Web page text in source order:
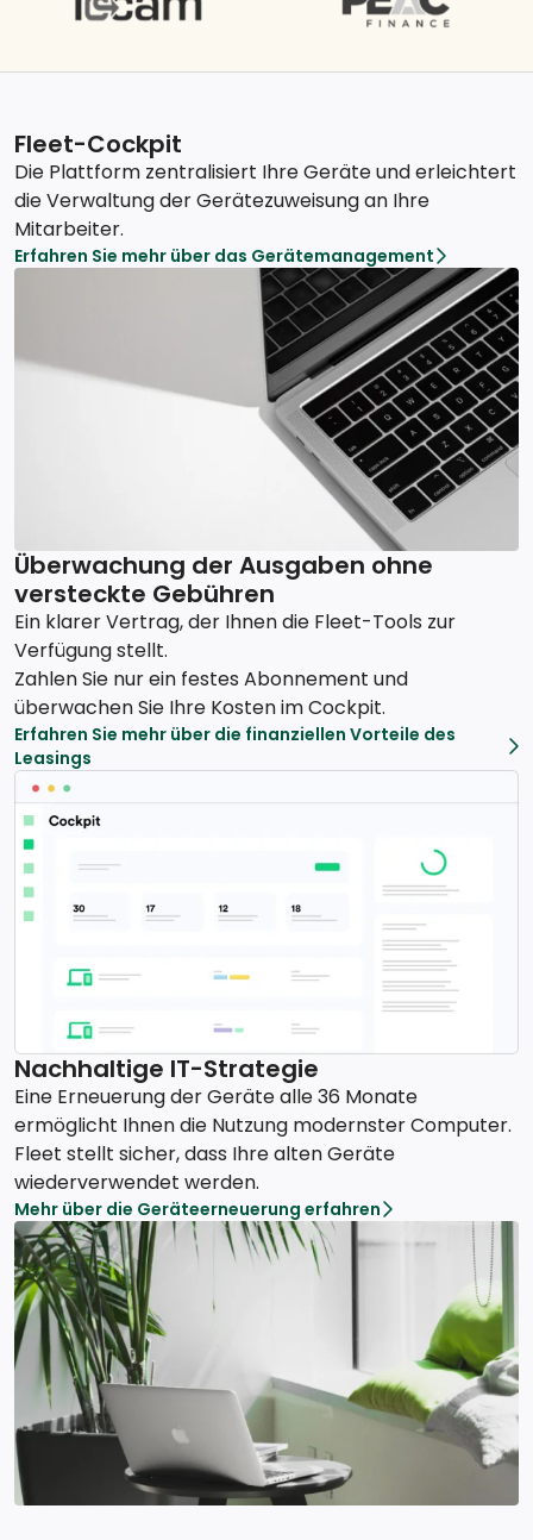
Fleet-Cockpit
Die Plattform zentralisiert Ihre Geräte und erleichtert
die Verwaltung der Gerätezuweisung an Ihre
Mitarbeiter.
Erfahren Sie mehr über das Gerätemanagement
Überwachung der Ausgaben ohne
versteckte Gebühren
Ein klarer Vertrag, der Ihnen die Fleet-Tools zur
Verfügung stellt.
Zahlen Sie nur ein festes Abonnement und
überwachen Sie Ihre Kosten im Cockpit.
Erfahren Sie mehr über die finanziellen Vorteile des
Leasings
Nachhaltige IT-Strategie
Eine Erneuerung der Geräte alle 36 Monate
ermöglicht Ihnen die Nutzung modernster Computer.
Fleet stellt sicher, dass Ihre alten Geräte
wiederverwendet werden.
Mehr über die Geräteerneuerung erfahren